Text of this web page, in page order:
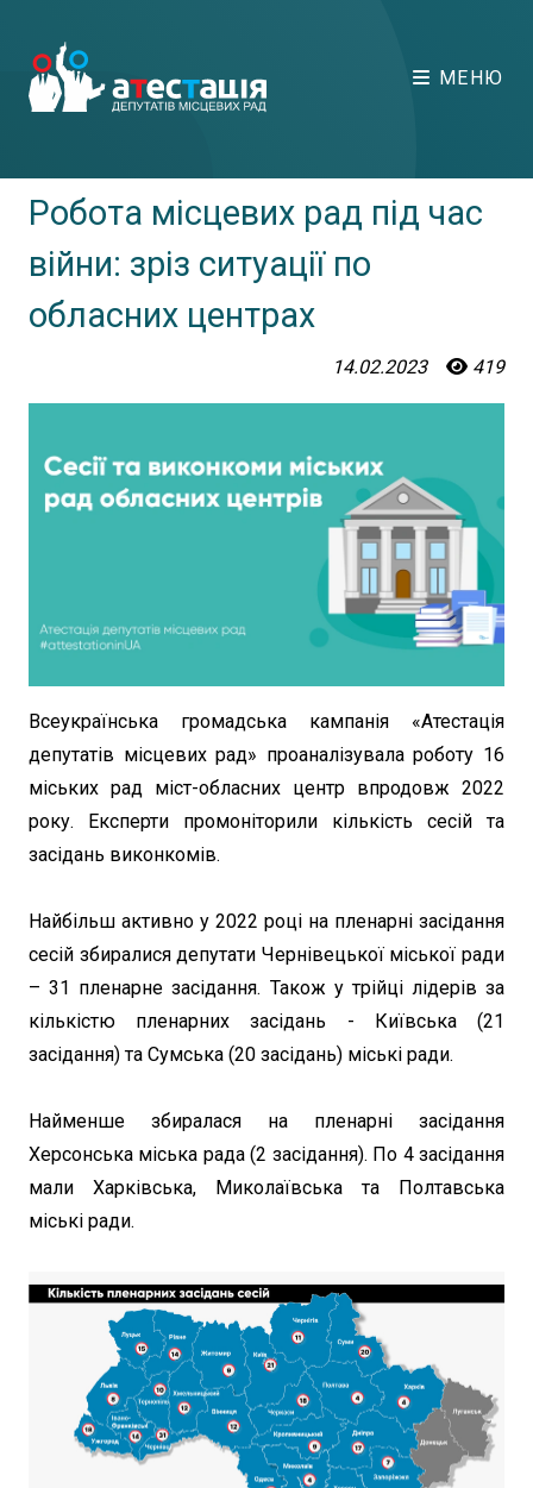
МЕНЮ
Робота місцевих рад під час
війни: зріз ситуації по
обласних центрах
14.02.2023 419
Всеукраїнська громадська кампанія «Атестація
депутатів місцевих рад» проаналізувала роботу 16
міських рад міст-обласних центр впродовж 2022
року. Експерти промоніторили кількість сесій та
засідань виконкомів.
Найбільш активно у 2022 році на пленарні засідання
сесій збиралися депутати Чернівецької міської ради
– 31 пленарне засідання. Також у трійці лідерів за
кількістю пленарних засідань - Київська (21
засідання) та Сумська (20 засідань) міські ради.
Найменше збиралася на пленарні засідання
Херсонська міська рада (2 засідання). По 4 засідання
мали Харківська, Миколаївська та Полтавська
міські ради.